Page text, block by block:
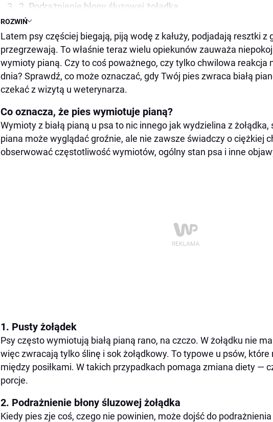
ROZWIŃ
2. Podrażnienie błony śluzowej żołądka
3. Choroby układu pokarmowego
4. Infekcje wirusowe i bakteryjne
5. Ciało obce w przewodzie pokarmowym
6. Zatrucie
7. Wymioty po skubaniu trawy
Co zrobić gdy pies wymiotuje pianą?
Czy pies może umrzeć od wymiotów pianą?
Wymioty pianą a rasa psa — czy ma znaczenie?
Co mogę dać mojemu psu, aby przestał wymiotować?
Latem psy częściej biegają, piją wodę z kałuży, podjadają resztki z
przegrzewają. To właśnie teraz wielu opiekunów zauważa
wymioty pianą. Czy to coś poważnego, czy tylko chwilowa reakcja
dnia? Sprawdź, co może oznaczać, gdy Twój pies zwraca białą
czekać z wizytą u weterynarza.
Co oznacza, że pies wymiotuje pianą?
Wymioty z białą pianą u psa to nic innego jak wydzielina z
piana może wyglądać groźnie, ale nie zawsze świadczy o ciężkiej
obserwować częstotliwość wymiotów, ogólny stan psa i inne
1. Pusty żołądek
Psy często wymiotują białą pianą rano, na czczo. W żołądku nie
więc zwracają tylko ślinę i sok żołądkowy. To typowe u psów, które
między posiłkami. W takich przypadkach pomaga zmiana diety —
porcje.
2. Podrażnienie błony śluzowej żołądka
Kiedy pies zje coś, czego nie powinien, może dojść do podrażnienia